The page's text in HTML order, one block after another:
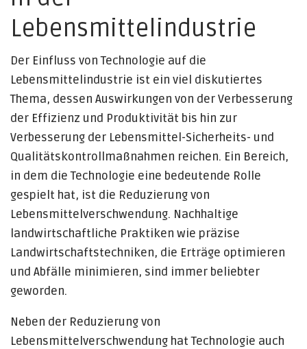
Lebensmittelindustrie
Der Einfluss von Technologie auf die
Lebensmittelindustrie ist ein viel diskutiertes
Thema, dessen Auswirkungen von der Verbesserung
der Effizienz und Produktivität bis hin zur
Verbesserung der Lebensmittel-Sicherheits- und
Qualitätskontrollmaßnahmen reichen. Ein Bereich,
in dem die Technologie eine bedeutende Rolle
gespielt hat, ist die Reduzierung von
Lebensmittelverschwendung. Nachhaltige
landwirtschaftliche Praktiken wie präzise
Landwirtschaftstechniken, die Erträge optimieren
und Abfälle minimieren, sind immer beliebter
geworden.
Neben der Reduzierung von
Lebensmittelverschwendung hat Technologie auch